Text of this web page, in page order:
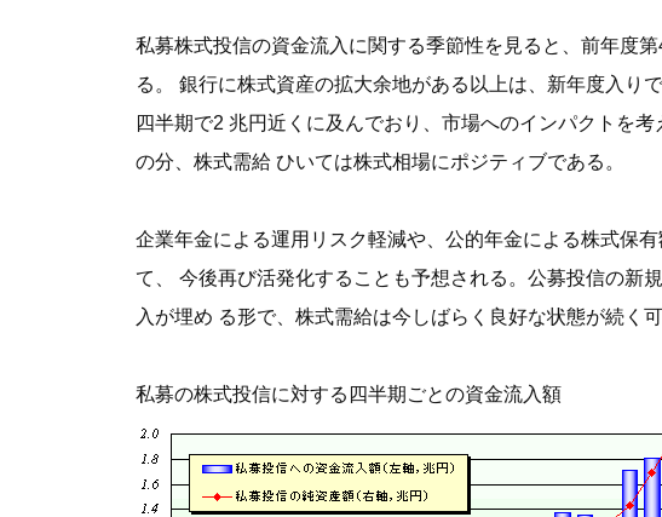
私募株式投信の資金流入に関する季節性を見ると、前年度
る。 銀行に株式資産の拡大余地がある以上は、新年度入り
四半期で2 兆円近くに及んでおり、市場へのインパクトを
の分、株式需給 ひいては株式相場にポジティブである。
企業年金による運用リスク軽減や、公的年金による株式保
て、 今後再び活発化することも予想される。公募投信の新
入が埋め る形で、株式需給は今しばらく良好な状態が続く可
私募の株式投信に対する四半期ごとの資金流入額